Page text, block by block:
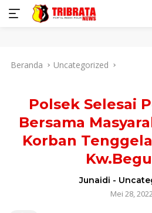
Beranda Uncategorized
Polsek Selesai
Bersama
Korban
Junaidi -
Mei 28,